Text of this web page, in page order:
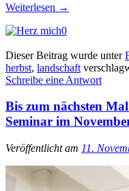
Weiterlesen →
0
Dieser Beitrag wurde unter
herbst, landschaft
Schreibe eine Antwort
Bis zum nächsten
Seminar im
Veröffentlicht am 11.